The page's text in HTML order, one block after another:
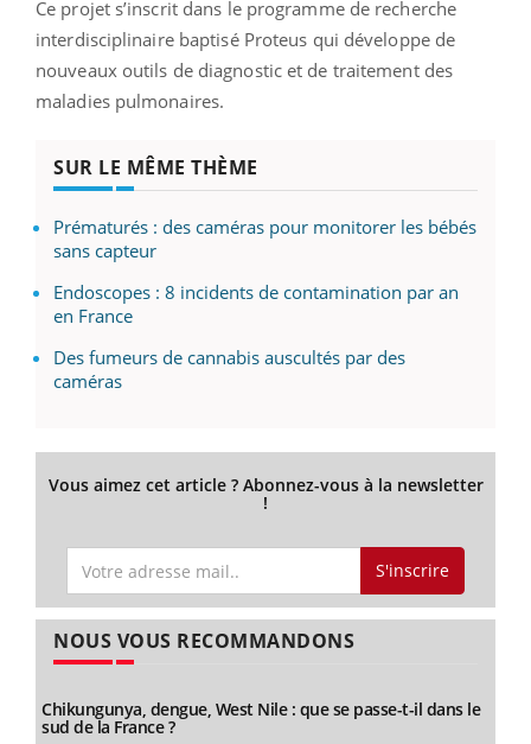
Ce projet s’inscrit dans le programme de recherche
interdisciplinaire baptisé Proteus qui développe de
nouveaux outils de diagnostic et de traitement des
maladies pulmonaires.
SUR LE MÊME THÈME
Prématurés : des caméras pour monitorer les bébés
sans capteur
Endoscopes : 8 incidents de contamination par an
en France
Des fumeurs de cannabis auscultés par des
caméras
Vous aimez cet article ? Abonnez-vous à la newsletter
!
S'inscrire
NOUS VOUS RECOMMANDONS
Chikungunya, dengue, West Nile : que se passe-t-il dans le
sud de la France ?